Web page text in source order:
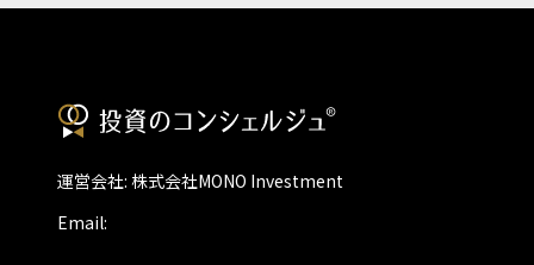
運営会社: 株式会社MONO Investment
Email: